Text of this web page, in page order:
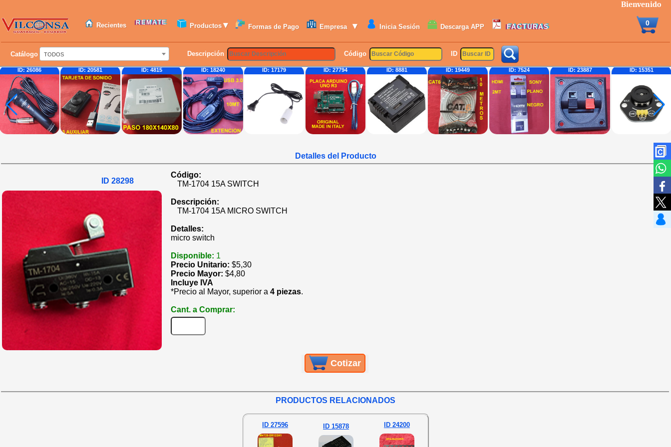
Bienvenido
Recientes REMATE Productos ▾ Formas de Pago Empresa ▾ Inicia Sesión Descarga APP FACTURAS 0
Catálogo TODOS Descripción Código ID
ID: 20581 ID: 4815 ID: 18240 ID: 17179 ID: 27794 ID: 8881 ID: 19449 ID: 7524 ID: 23887 ID: 15351 ID: 21883
Detalles del Producto
ID 28298
Código:
TM-1704 15A SWITCH
Descripción:
TM-1704 15A MICRO SWITCH
Detalles:
micro switch
Disponible: 1
Precio Unitario: $5,30
Precio Mayor: $4,80
Incluye IVA
*Precio al Mayor, superior a 4 piezas.
Cant. a Comprar:
Cotizar
PRODUCTOS RELACIONADOS
ID 27596 ID 15878 ID 24200